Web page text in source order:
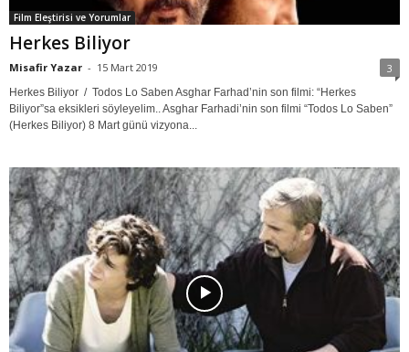
Film Eleştirisi ve Yorumlar
Herkes Biliyor
Misafir Yazar - 15 Mart 2019 3
Herkes Biliyor / Todos Lo Saben Asghar Farhad’nin son filmi: “Herkes
Biliyor”sa eksikleri söyleyelim.. Asghar Farhadi’nin son filmi “Todos Lo Saben”
(Herkes Biliyor) 8 Mart günü vizyona...